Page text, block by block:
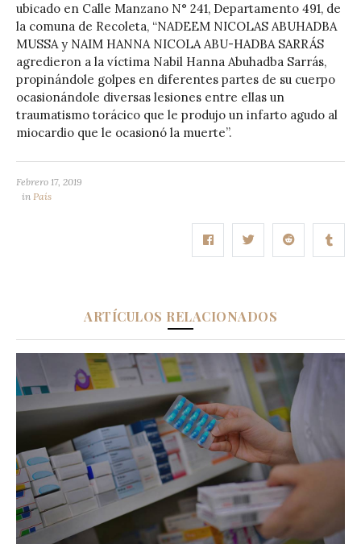
ubicado en Calle Manzano N° 241, Departamento 491, de
la comuna de Recoleta, “NADEEM NICOLAS ABUHADBA
MUSSA y NAIM HANNA NICOLA ABU-HADBA SARRÁS
agredieron a la víctima Nabil Hanna Abuhadba Sarrás,
propinándole golpes en diferentes partes de su cuerpo
ocasionándole diversas lesiones entre ellas un
traumatismo torácico que le produjo un infarto agudo al
miocardio que le ocasionó la muerte”.
Febrero 17, 2019
in País
ARTÍCULOS RELACIONADOS